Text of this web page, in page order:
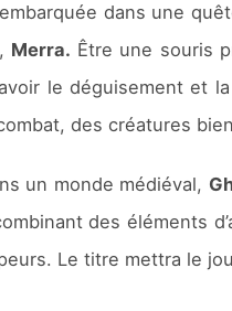
embarquée dans une
Merra. Être une souris
le déguisement et
des créatures
un monde médiéval,
des éléments
Le titre mettra le